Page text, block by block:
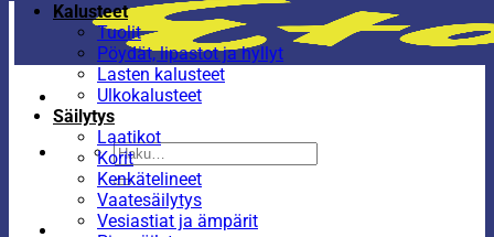
Etsi:
Kalusteet
Tuolit
Pöydät, lipastot ja hyllyt
Lasten kalusteet
Ulkokalusteet
Säilytys
Laatikot
Korit
Kenkätelineet
Vaatesäilytys
Vesiastiat ja ämpärit